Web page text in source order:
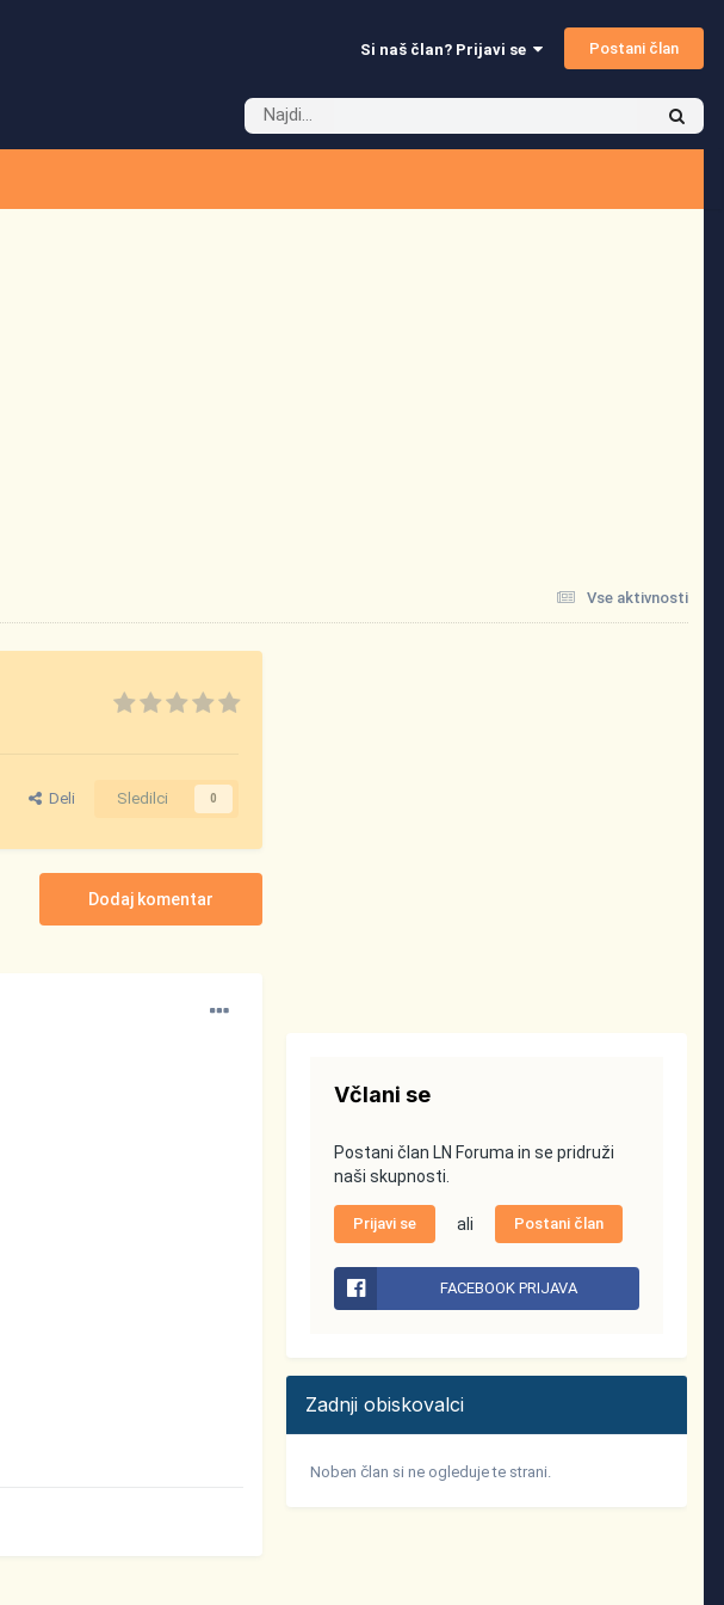
Si naš član? Prijavi se Postani član
Vse aktivnosti
Deli Sledilci 0
Dodaj komentar
Včlani se
Postani član LN Foruma in se pridruži
naši skupnosti.
Prijavi se ali Postani član
FACEBOOK PRIJAVA
Zadnji obiskovalci
Noben član si ne ogleduje te strani.